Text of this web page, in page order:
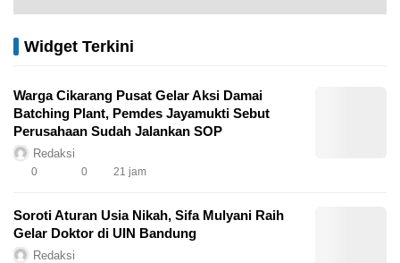
Widget Terkini
Warga Cikarang Pusat Gelar Aksi Damai
Batching Plant, Pemdes Jayamukti Sebut
Perusahaan Sudah Jalankan SOP
Redaksi
0 0 21 jam
Soroti Aturan Usia Nikah, Sifa Mulyani Raih
Gelar Doktor di UIN Bandung
Redaksi